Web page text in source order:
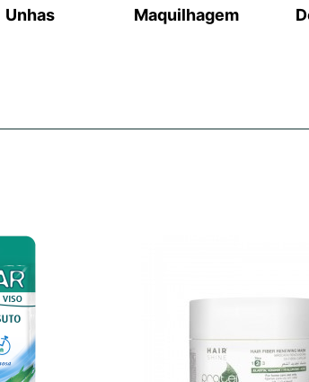
Unhas Maquilhagem